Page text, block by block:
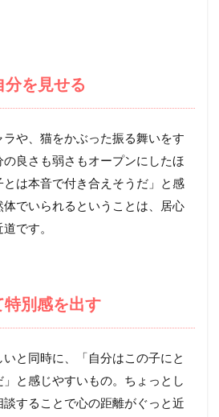
分を見せる
や、猫をかぶった振る舞いをす
良さも弱さもオープンにしたほ
は本音で付き合えそうだ」と感
体でいられるということは、居心
です。
別感を出す
と同時に、「自分はこの子にと
と感じやすいもの。ちょっとし
することで心の距離がぐっと近